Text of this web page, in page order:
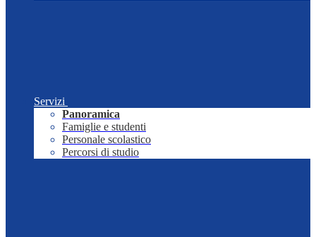
Servizi
Panoramica
Famiglie e studenti
Personale scolastico
Percorsi di studio